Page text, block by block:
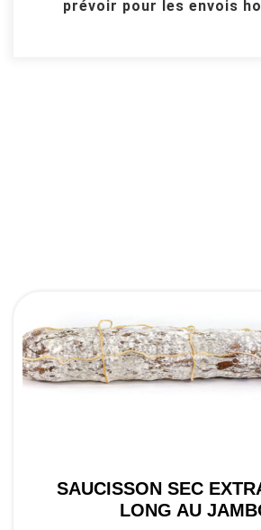
prévoir pour les envois
SAUCISSON SEC
LONG AU